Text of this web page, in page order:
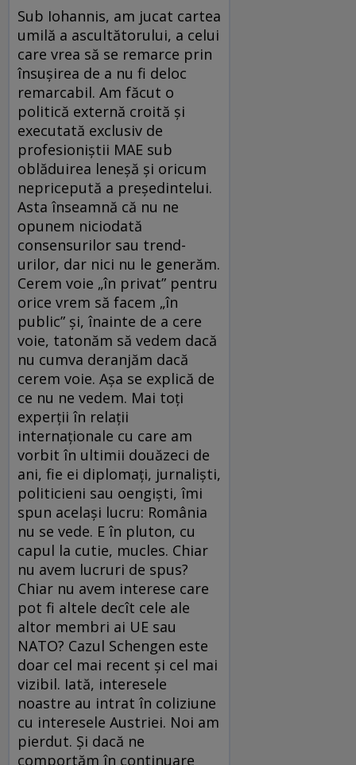
Sub Iohannis, am jucat cartea
umilă a ascultătorului, a celui
care vrea să se remarce prin
însușirea de a nu fi deloc
remarcabil. Am făcut o
politică externă croită și
executată exclusiv de
profesioniștii MAE sub
oblăduirea leneșă și oricum
nepricepută a președintelui.
Asta înseamnă că nu ne
opunem niciodată
consensurilor sau trend-
urilor, dar nici nu le generăm.
Cerem voie „în privat” pentru
orice vrem să facem „în
public” și, înainte de a cere
voie, tatonăm să vedem dacă
nu cumva deranjăm dacă
cerem voie. Așa se explică de
ce nu ne vedem. Mai toți
experții în relații
internaționale cu care am
vorbit în ultimii douăzeci de
ani, fie ei diplomați, jurnaliști,
politicieni sau oengiști, îmi
spun același lucru: România
nu se vede. E în pluton, cu
capul la cutie, mucles. Chiar
nu avem lucruri de spus?
Chiar nu avem interese care
pot fi altele decît cele ale
altor membri ai UE sau
NATO? Cazul Schengen este
doar cel mai recent și cel mai
vizibil. Iată, interesele
noastre au intrat în coliziune
cu interesele Austriei. Noi am
pierdut. Și dacă ne
comportăm în continuare